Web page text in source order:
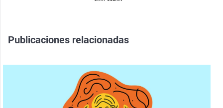
Publicaciones relacionadas